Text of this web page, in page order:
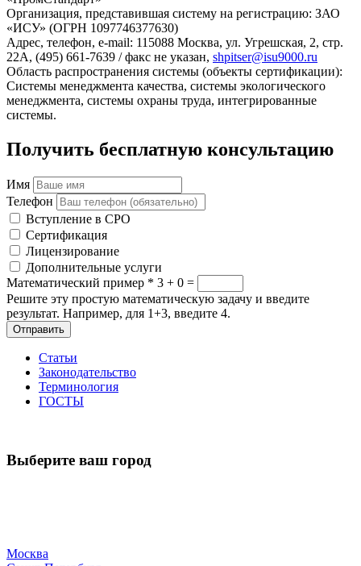
Организация, представившая систему на регистрацию: ЗАО
«ИСУ» (ОГРН 1097746377630)
Адрес, телефон, e-mail: 115088 Москва, ул. Угрешская, 2, стр.
22А, (495) 661-7639 / факс не указан, shpitser@isu9000.ru
Область распространения системы (объекты сертификации):
Системы менеджмента качества, системы экологического
менеджмента, системы охраны труда, интегрированные
системы.
Получить бесплатную консультацию
Имя
Телефон
Вступление в СРО
Сертификация
Лицензирование
Дополнительные услуги
Математический пример * 3 + 0 =
Решите эту простую математическую задачу и введите
результат. Например, для 1+3, введите 4.
Отправить
Статьи
Законодательство
Терминология
ГОСТЫ
Выберите ваш город
Москва